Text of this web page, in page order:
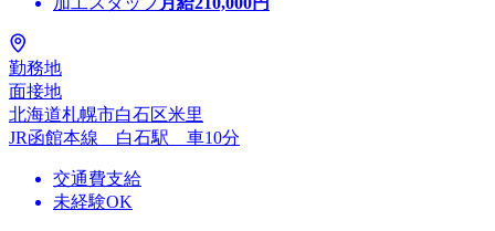
勤務地
面接地
北海道札幌市白石区米里
JR函館本線 白石駅 車10分
交通費支給
未経験OK